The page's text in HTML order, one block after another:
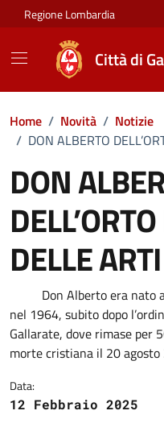
Vai ai contenuti
Vai al footer
Regione Lombardia
Città di
Home / Novità / Notizie
/ DON ALBERTO
DON
DELLE ARTI
Dettagli della
Don Alberto era nato a
nel 1964, subito dopo
Gallarate, dove rimase per
morte cristiana il 20 agosto
Data:
12 Febbraio 2025